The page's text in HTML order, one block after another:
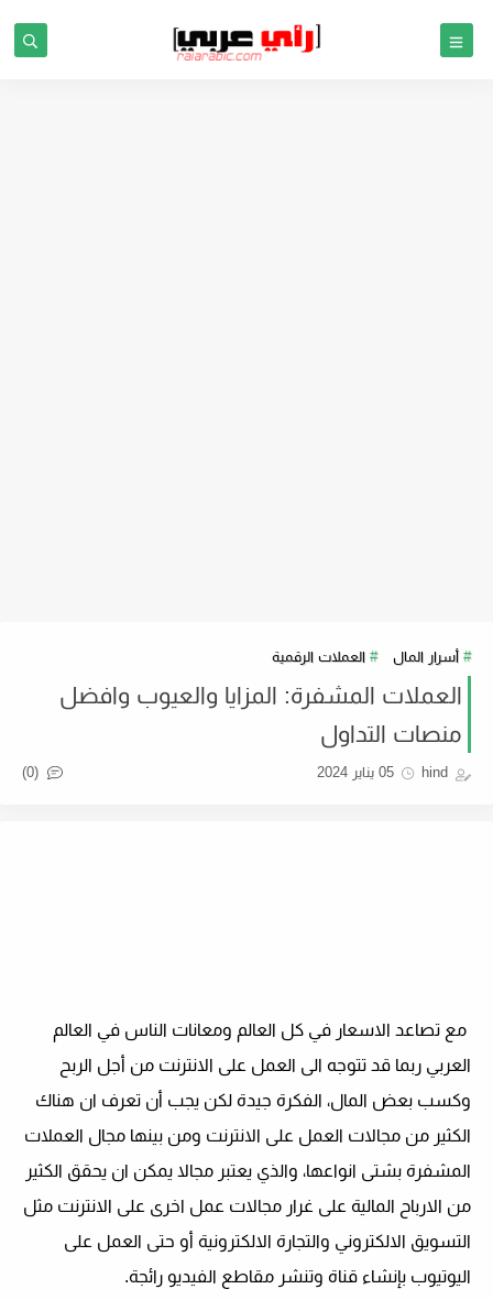
أسرار المال العملات الرقمية
العملات المشفرة: المزايا والعيوب وافضل
منصات التداول
hind 05 يناير 2024 (0)
مع تصاعد الاسعار في كل العالم ومعانات الناس في العالم
العربي ربما قد تتوجه الى العمل على الانترنت من أجل الربح
وكسب بعض المال، الفكرة جيدة لكن يجب أن تعرف ان هناك
الكثير من مجالات العمل على الانترنت ومن بينها مجال العملات
المشفرة بشتى انواعها، والذي يعتبر مجالا يمكن ان يحقق الكثير
من الارباح المالية على غرار مجالات عمل اخرى على الانترنت مثل
التسويق الالكتروني والتجارة الالكترونية أو حتى العمل على
اليوتيوب بإنشاء قناة وتنشر مقاطع الفيديو رائجة.